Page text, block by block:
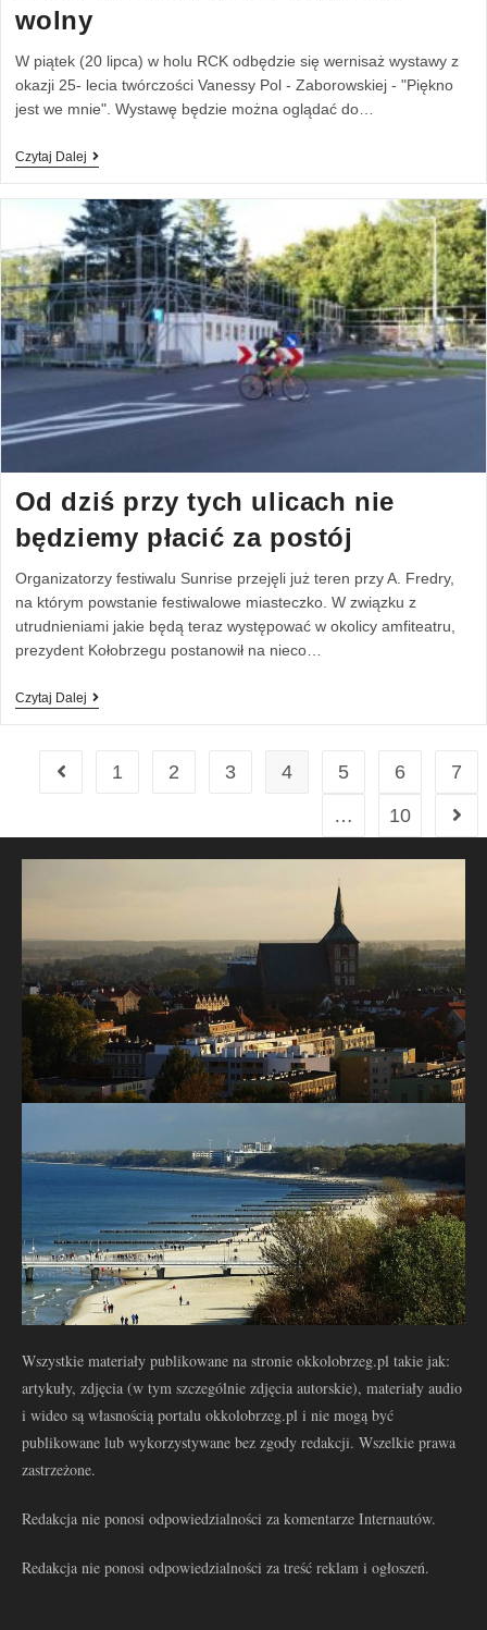
wolny
W piątek (20 lipca) w holu RCK odbędzie się wernisaż wystawy z
okazji 25- lecia twórczości Vanessy Pol - Zaborowskiej - "Piękno
jest we mnie". Wystawę będzie można oglądać do…
Czytaj Dalej
Od dziś przy tych ulicach nie
będziemy płacić za postój
Organizatorzy festiwalu Sunrise przejęli już teren przy A. Fredry,
na którym powstanie festiwalowe miasteczko. W związku z
utrudnieniami jakie będą teraz występować w okolicy amfiteatru,
prezydent Kołobrzegu postanowił na nieco…
Czytaj Dalej
1 2 3 4 5 6
7
…
10
Wszystkie materiały publikowane na stronie okkolobrzeg.pl takie jak:
artykuły, zdjęcia (w tym szczególnie zdjęcia autorskie), materiały audio
i wideo są własnością portalu okkolobrzeg.pl i nie mogą być
publikowane lub wykorzystywane bez zgody redakcji. Wszelkie prawa
zastrzeżone.
Redakcja nie ponosi odpowiedzialności za komentarze Internautów.
Redakcja nie ponosi odpowiedzialności za treść reklam i ogłoszeń.